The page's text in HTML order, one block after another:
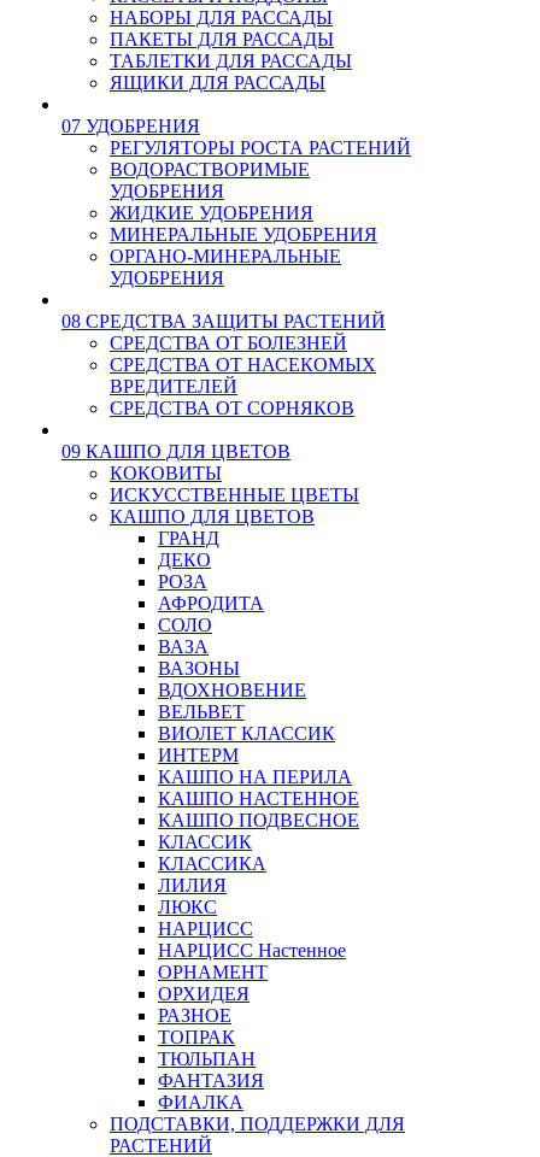
НАБОРЫ ДЛЯ РАССАДЫ
ПАКЕТЫ ДЛЯ РАССАДЫ
ТАБЛЕТКИ ДЛЯ РАССАДЫ
ЯЩИКИ ДЛЯ РАССАДЫ
07 УДОБРЕНИЯ
РЕГУЛЯТОРЫ РОСТА РАСТЕНИЙ
ВОДОРАСТВОРИМЫЕ
УДОБРЕНИЯ
ЖИДКИЕ УДОБРЕНИЯ
МИНЕРАЛЬНЫЕ УДОБРЕНИЯ
ОРГАНО-МИНЕРАЛЬНЫЕ
УДОБРЕНИЯ
08 СРЕДСТВА ЗАЩИТЫ РАСТЕНИЙ
СРЕДСТВА ОТ БОЛЕЗНЕЙ
СРЕДСТВА ОТ НАСЕКОМЫХ
ВРЕДИТЕЛЕЙ
СРЕДСТВА ОТ СОРНЯКОВ
09 КАШПО ДЛЯ ЦВЕТОВ
КОКОВИТЫ
ИСКУССТВЕННЫЕ ЦВЕТЫ
КАШПО ДЛЯ ЦВЕТОВ
ГРАНД
ДЕКО
РОЗА
АФРОДИТА
СОЛО
ВАЗА
ВАЗОНЫ
ВДОХНОВЕНИЕ
ВЕЛЬВЕТ
ВИОЛЕТ КЛАССИК
ИНТЕРМ
КАШПО НА ПЕРИЛА
КАШПО НАСТЕННОЕ
КАШПО ПОДВЕСНОЕ
КЛАССИК
КЛАССИКА
ЛИЛИЯ
ЛЮКС
НАРЦИСС
НАРЦИСС Настенное
ОРНАМЕНТ
ОРХИДЕЯ
РАЗНОЕ
ТОПРАК
ТЮЛЬПАН
ФАНТАЗИЯ
ФИАЛКА
ПОДСТАВКИ, ПОДДЕРЖКИ ДЛЯ
РАСТЕНИЙ